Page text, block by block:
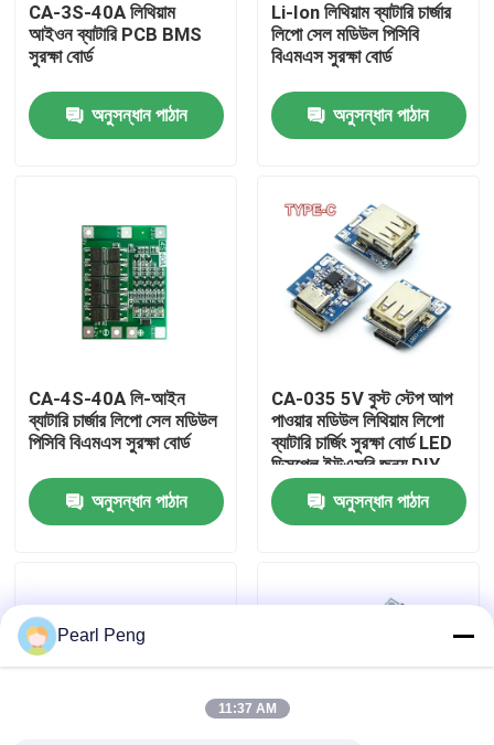
আমাদের সম্পর্কে
কারখানা পরিদর্শন
আমাদের সাথে যোগাযোগ করুন
খবর
ব্লগ
CA-3S-40A লিথিয়াম
আইওন ব্যাটারি PCB BMS
সুরক্ষা বোর্ড
অনুসন্ধান পাঠান
Li-Ion লিথিয়াম ব্যাটারি চার্জার
লিপো সেল মডিউল পিসিবি
বিএমএস সুরক্ষা বোর্ড
অনুসন্ধান পাঠান
CA-4S-40A লি-আইন
ব্যাটারি চার্জার লিপো সেল মডিউল
পিসিবি বিএমএস সুরক্ষা বোর্ড
অনুসন্ধান পাঠান
CA-035 5V বুস্ট স্টেপ আপ
পাওয়ার মডিউল লিথিয়াম লিপো
ব্যাটারি চার্জিং সুরক্ষা বোর্ড LED
ডিসপ্লে ইউএসবি জন্য DIY
চার্জার
অনুসন্ধান পাঠান
Pearl Peng
11:37 AM